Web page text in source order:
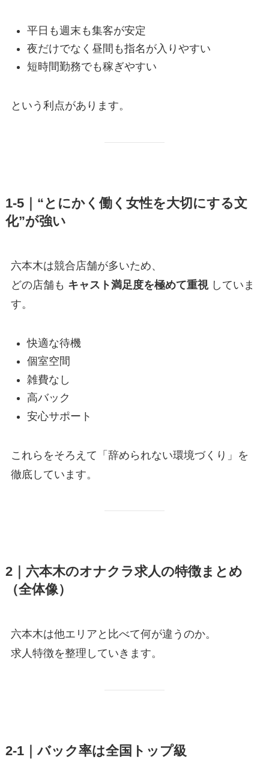
平日も週末も集客が安定
夜だけでなく昼間も指名が入りやすい
短時間勤務でも稼ぎやすい
という利点があります。
1-5｜“とにかく働く女性を大切にする文
化”が強い
六本木は競合店舗が多いため、
どの店舗も キャスト満足度を極めて重視していま
す。
快適な待機
個室空間
雑費なし
高バック
安心サポート
これらをそろえて「辞められない環境づくり」を
徹底しています。
2｜六本木のオナクラ求人の特徴まとめ
（全体像）
六本木は他エリアと比べて何が違うのか。
求人特徴を整理していきます。
2-1｜バック率は全国トップ級